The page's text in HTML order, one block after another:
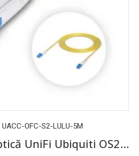
UACC-OFC-S2-LULU-5M
Cablu Fibră Optică UniFi Ubiquiti OS2 Duplex LC UPC, 5 m, UACC-OFC-S2-LULU-5M